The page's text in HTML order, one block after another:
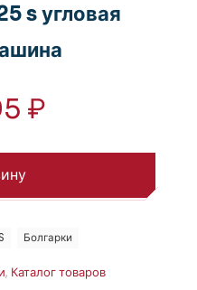
s угловая
₽
, Каталог товаров
Болгарки